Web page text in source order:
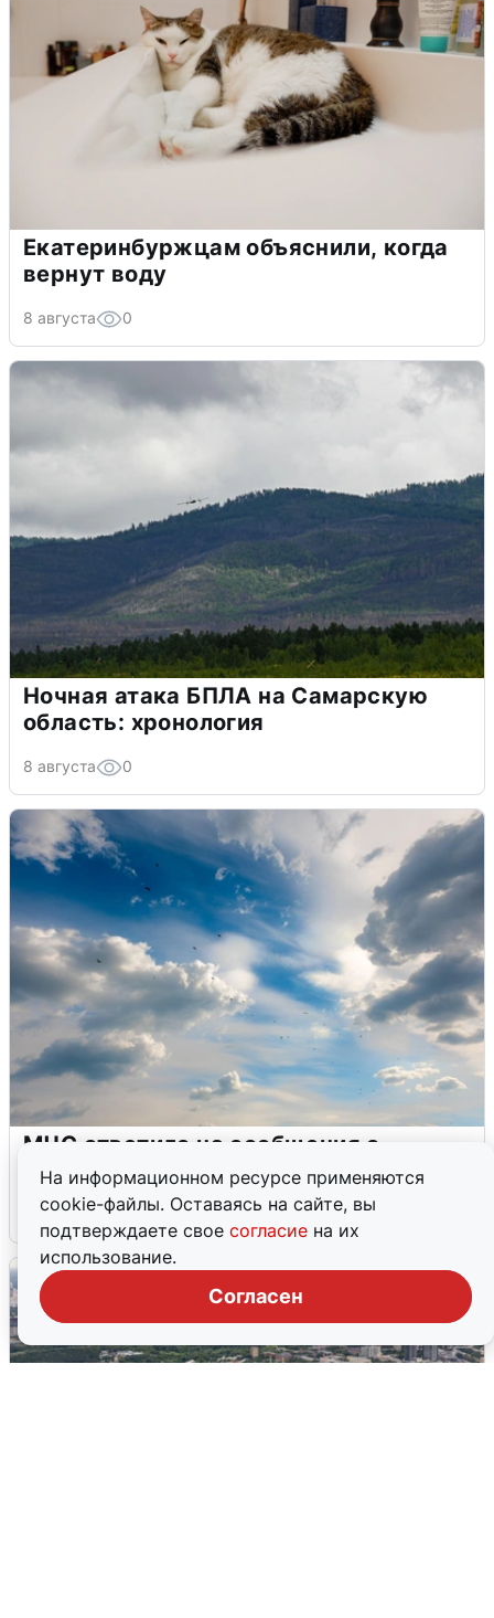
На информационном ресурсе применяются
cookie-файлы. Оставаясь на сайте, вы
подтверждаете свое согласие на их
использование.
Согласен
Екатеринбуржцам объяснили, когда
вернут воду
8 августа 0
Ночная атака БПЛА на Самарскую
область: хронология
8 августа 0
МЧС ответило на сообщения о
грохоте в Москве
7 августа 0